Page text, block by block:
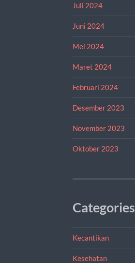
Juli 2024
Juni 2024
Mei 2024
Maret 2024
Februari 2024
Desember 2023
November 2023
Oktober 2023
Categories
Kecantikan
Kesehatan